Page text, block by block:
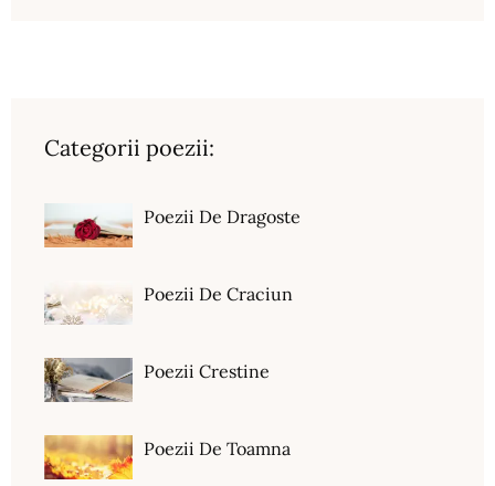
Categorii poezii:
Poezii De Dragoste
Poezii De Craciun
Poezii Crestine
Poezii De Toamna